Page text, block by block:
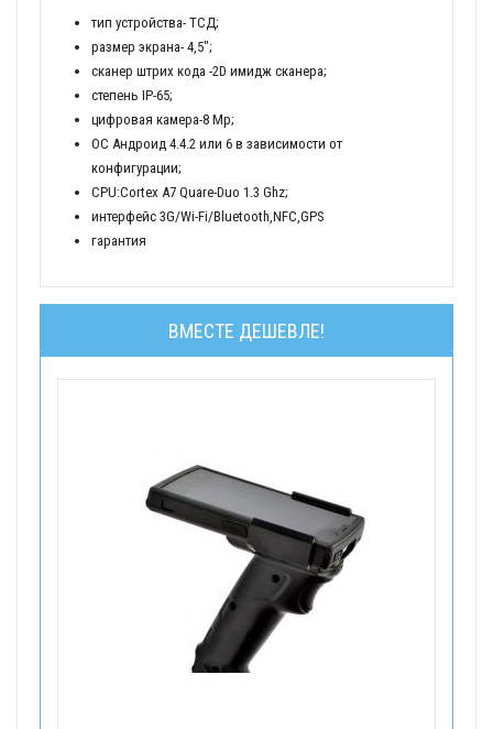
тип устройства- ТСД;
размер экрана- 4,5";
сканер штрих кода -2D имидж сканера;
степень IP-65;
цифровая камера-8 Мр;
ОС Андроид 4.4.2 или 6 в зависимости от
конфигурации;
CPU:Cortex A7 Quare-Duo 1.3 Ghz;
интерфейс 3G/Wi-Fi/Bluetooth,NFC,GPS
гарантия
ВМЕСТЕ ДЕШЕВЛЕ!